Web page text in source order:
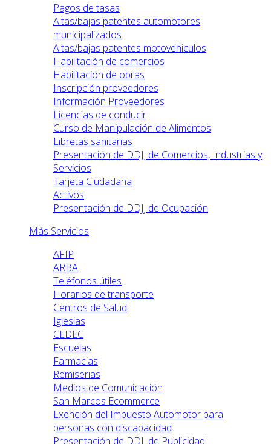
Pagos de tasas
Altas/bajas patentes automotores
municipalizados
Altas/bajas patentes motovehiculos
Habilitación de comercios
Habilitación de obras
Inscripción proveedores
Información Proveedores
Licencias de conducir
Curso de Manipulación de Alimentos
Libretas sanitarias
Presentación de DDJJ de Comercios, Industrias y
Servicios
Tarjeta Ciudadana
Activos
Presentación de DDJJ de Ocupación
Más Servicios
AFIP
ARBA
Teléfonos útiles
Horarios de transporte
Centros de Salud
Iglesias
CEDEC
Escuelas
Farmacias
Remiserias
Medios de Comunicación
San Marcos Ecommerce
Exención del Impuesto Automotor para
personas con discapacidad
Presentación de DDJJ de Publicidad